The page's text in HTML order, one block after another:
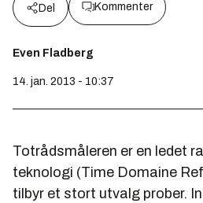
Del Kommenter
Even Fladberg
14. jan. 2013 - 10:37
Totrådsmåleren er en ledet
teknologi (Time Domaine
tilbyr et stort utvalg prober.